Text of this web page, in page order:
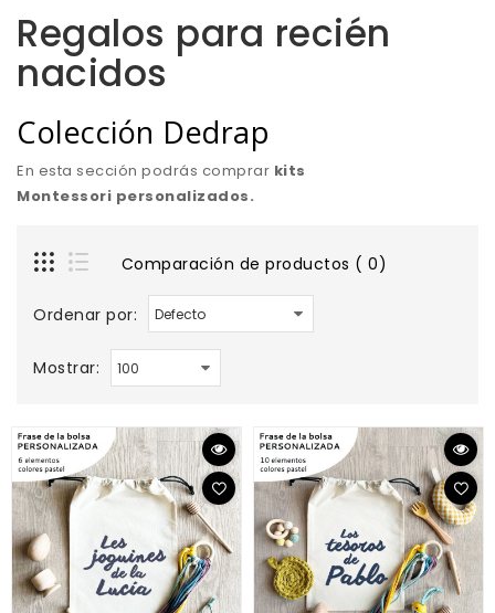
Regalos para recién
nacidos
Colección Dedrap
En esta sección podrás comprar kits
Montessori personalizados.
Comparación de productos ( 0)
Ordenar por:
Mostrar: